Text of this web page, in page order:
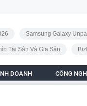
Samsung Galaxy
Tài Sản Và Gia Sản
DOANH CÔNG